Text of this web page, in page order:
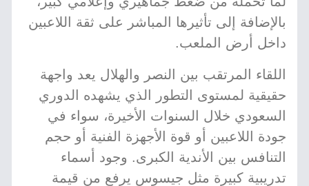
بالإضافة إلى تأثيرها المباشر على ثقة اللاعبين
داخل أرض الملعب.
اللقاء المرتقب بين النصر والهلال يعد واجهة
حقيقية لمستوى التطور الذي يشهده الدوري
السعودي خلال السنوات الأخيرة، سواء في
جودة اللاعبين أو قوة الأجهزة الفنية أو حجم
التنافس بين الأندية الكبرى. وجود أسماء
تدريبية كبيرة مثل جيسوس يرفع من قيمة